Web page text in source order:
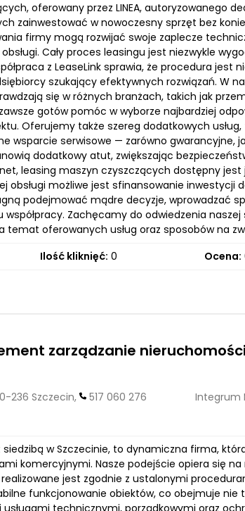
oferowany przez LINEA, autoryzowanego
zainwestować w nowoczesny sprzęt bez
firmy mogą rozwijać swoje zaplecze
Cały proces leasingu jest niezwykle
z LeaseLink sprawia, że procedura jest
szukający efektywnych rozwiązań. W
się w różnych branżach, takich jak
zawsze gotów pomóc w wyborze najbardziej
Oferujemy także szereg dodatkowych
wsparcie serwisowe — zarówno gwarancyjne,
dodatkowy atut, zwiększając
leasing maszyn czyszczących dostępny jest
obsługi możliwe jest sfinansowanie inwestycji
podejmować mądre decyzje, wprowadzać
Zachęcamy do odwiedzenia
temat oferowanych usług oraz sposobów na
Ilość kliknięć: 0 Ocena:
zarządzanie
236 Szczecin, 517 060 276 Integrum
w Szczecinie, to dynamiczna firma,
komercyjnymi. Nasze podejście opiera się
jest zgodnie z ustalonymi
funkcjonowanie obiektów, co obejmuje
technicznymi, porządkowymi oraz